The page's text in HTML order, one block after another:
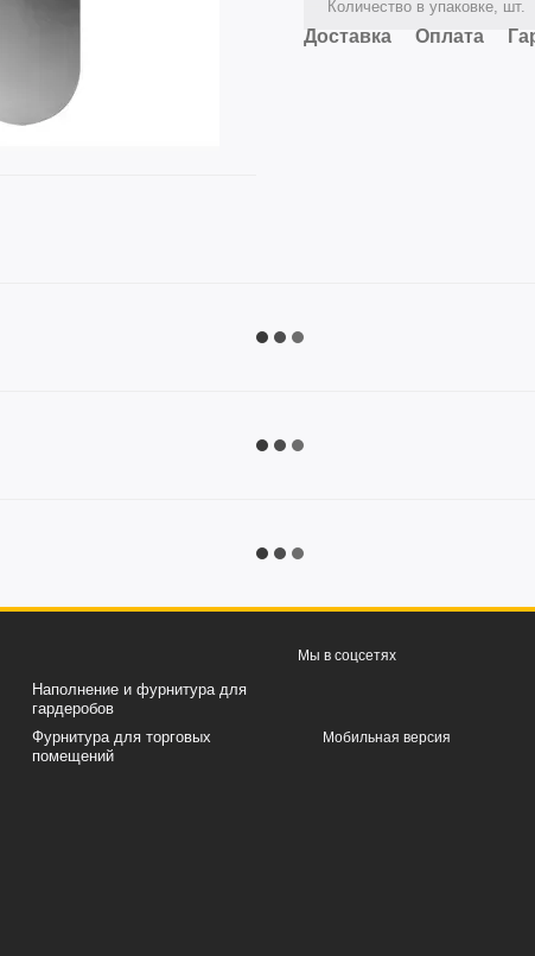
Количество в упаковке, шт.
Доставка Оплата
Наполнение и фурнитура для
гардеробов
Фурнитура для торговых
помещений
Мы в соцсетях
Мобильная версия